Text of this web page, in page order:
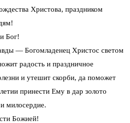
Христова, праздником
Бог!
— Богомладенец Христос светом
радость и праздничное
и утешит скорби, да поможет
принести Ему в дар золото
милосердие.
Божией!